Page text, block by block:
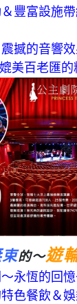
豐富設施
撼的音響
美百老匯的
束的～遊
永恆的回
色餐飲＆